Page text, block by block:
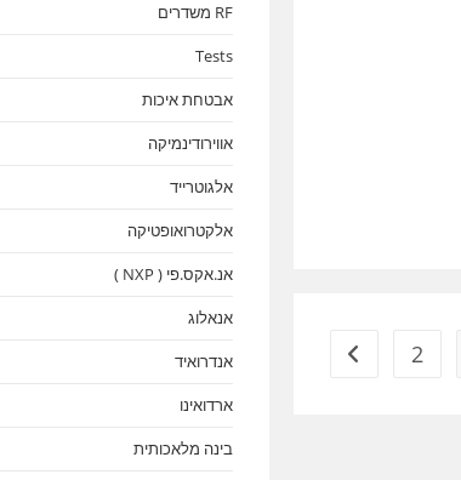
2 מעבר לעמוד הבא
RF משדרים
Tests
אבטחת איכות
אווירודינמיקה
אלגוטרייד
אלקטרואופטיקה
אנ.אקס.פי ( NXP )
אנאלוג
אנדרואיד
ארדואינו
בינה מלאכותית